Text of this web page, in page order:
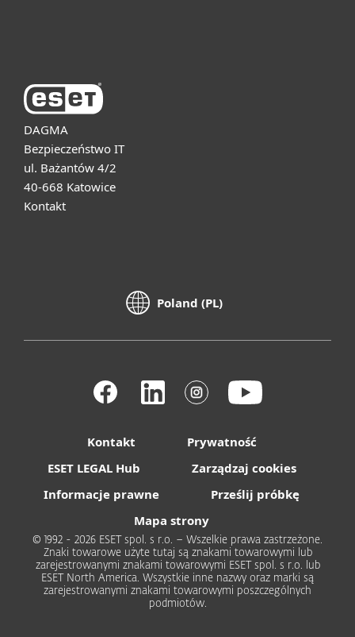
DAGMA
Bezpieczeństwo IT
ul. Bażantów 4/2
40-668 Katowice
Kontakt
Poland (PL)
Kontakt
Prywatność
ESET LEGAL Hub
Zarządzaj cookies
Informacje prawne
Prześlij próbkę
Mapa strony
© 1992 - 2026 ESET spol. s r.o. – Wszelkie prawa zastrzeżone.
Znaki towarowe użyte tutaj są znakami towarowymi lub
zarejestrowanymi znakami towarowymi ESET spol. s r.o. lub
ESET North America. Wszystkie inne nazwy oraz marki są
zarejestrowanymi znakami towarowymi poszczególnych
podmiotów.